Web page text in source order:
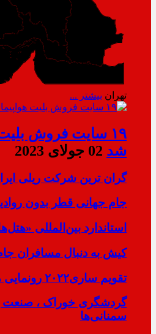
تهران بیشتر ...
۱۹ سایت فروش
شد 02 جولای 2023
گران ترین شرکت ریلی
جام جهانی قطر بدون
استاندارد بین‌المللی
کیش به دنبال مسافران
تقویم ساری۲۰۲۲ رونمایی می‌شود
گردشگری خوراک ، صنعت
سمنانی‌ها